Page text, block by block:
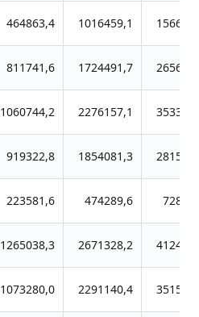
464863,4 1016459,1
811741,6 1724491,7
1060744,2 2276157,1
919322,8 1854081,3
223581,6 474289,6
1265038,3 2671328,2
1073280,0 2291140,4